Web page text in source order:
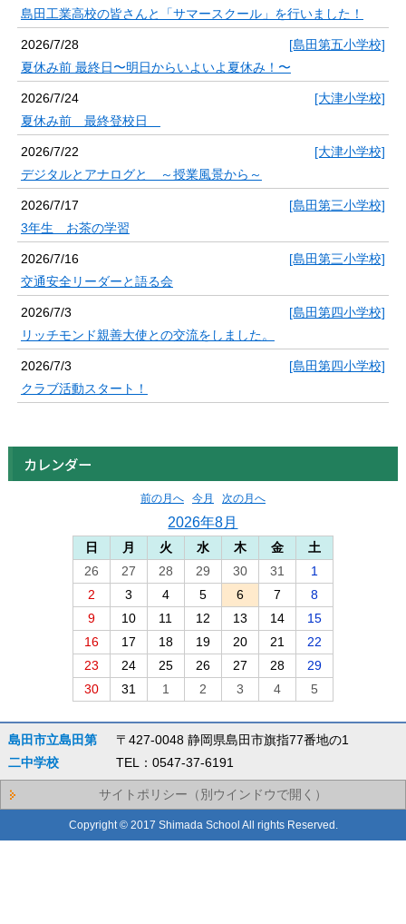
島田工業高校の皆さんと「サマースクール」を行いました！
2026/7/28
[島田第五小学校]
夏休み前 最終日〜明日からいよいよ夏休み！〜
2026/7/24
[大津小学校]
夏休み前 最終登校日
2026/7/22
[大津小学校]
デジタルとアナログと ～授業風景から～
2026/7/17
[島田第三小学校]
3年生 お茶の学習
2026/7/16
[島田第三小学校]
交通安全リーダーと語る会
2026/7/3
[島田第四小学校]
リッチモンド親善大使との交流をしました。
2026/7/3
[島田第四小学校]
クラブ活動スタート！
カレンダー
前の月へ 今月 次の月へ
2026年8月
日 月 火 水 木 金
土
26
27 28 29 30 31
1
2
3 4 5 6 7
8
9
10 11 12 13 14
15
16
17 18 19 20 21
22
23
24 25 26 27 28
29
30
31 1 2 3 4 5
島田市立島田第
二中学校
〒427-0048 静岡県島田市旗指77番地の1
TEL：0547-37-6191
サイトポリシー（別ウインドウで開く）
Copyright © 2017 Shimada School All rights Reserved.